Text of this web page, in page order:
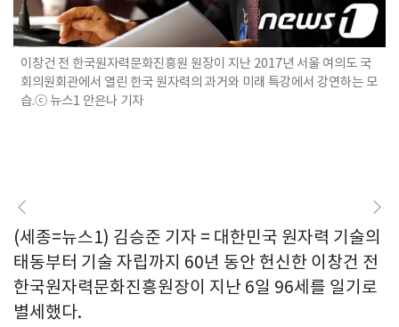
이창건 전 한국원자력문화진흥원 원장이 지난 2017년 서울 여의도 국
회의원회관에서 열린 한국 원자력의 과거와 미래 특강에서 강연하는 모
습.ⓒ 뉴스1 안은나 기자
(세종=뉴스1) 김승준 기자 = 대한민국 원자력 기술의
태동부터 기술 자립까지 60년 동안 헌신한 이창건 전
한국원자력문화진흥원장이 지난 6일 96세를 일기로
별세했다.